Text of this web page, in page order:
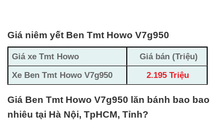
Giá niêm yết Ben Tmt Howo V7g950
Giá xe Tmt Howo
Giá bán (Triệu)
Xe Ben Tmt Howo V7g950
2.195 Triệu
Giá Ben Tmt Howo V7g950 lăn bánh bao bao
nhiêu tại Hà Nội, TpHCM, Tỉnh?